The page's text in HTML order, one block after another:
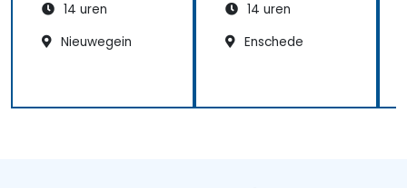
14 uren
Nieuwegein
14 uren
Enschede